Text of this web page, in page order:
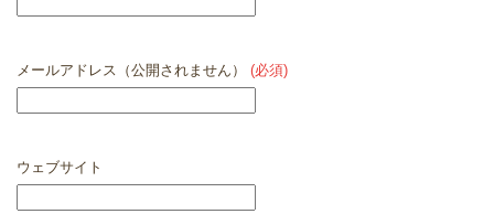
メールアドレス（公開されません） (必須)
ウェブサイト